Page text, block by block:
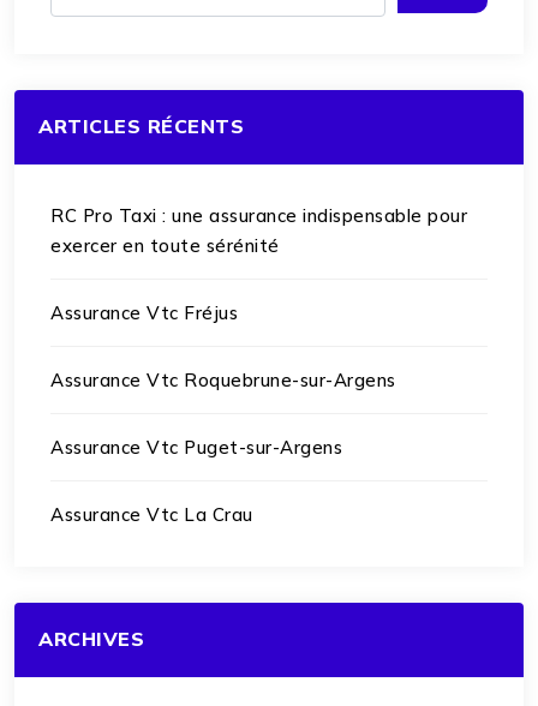
ARTICLES RÉCENTS
RC Pro Taxi : une assurance indispensable pour
exercer en toute sérénité
Assurance Vtc Fréjus
Assurance Vtc Roquebrune-sur-Argens
Assurance Vtc Puget-sur-Argens
Assurance Vtc La Crau
ARCHIVES